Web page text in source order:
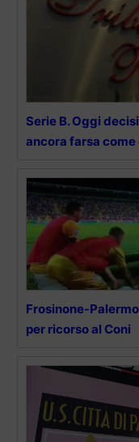
Serie B. Oggi
ancora farsa come
Frosinone-
per ricorso al Coni